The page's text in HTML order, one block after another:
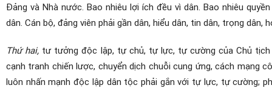
Đảng và Nhà nước. Bao nhiêu lợi ích đều vì dân. Bao nhiêu
dân. Cán bộ, đảng viên phải gần dân, hiểu dân, tin dân, trọng dân,
Thứ hai, tư tưởng độc lập, tự chủ, tự lực, tự cường của Chủ
cạnh tranh chiến lược, chuyển dịch chuỗi cung ứng, cách mạng
luôn nhấn mạnh độc lập dân tộc phải gắn với tự lực, tự cường;